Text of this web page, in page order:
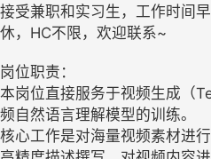
接受兼职和实习生，工作时间
休，HC不限，欢迎联系~
岗位职责：
本岗位直接服务于视频生成（
频自然语言理解模型的训练。
核心工作是对海量视频素材进